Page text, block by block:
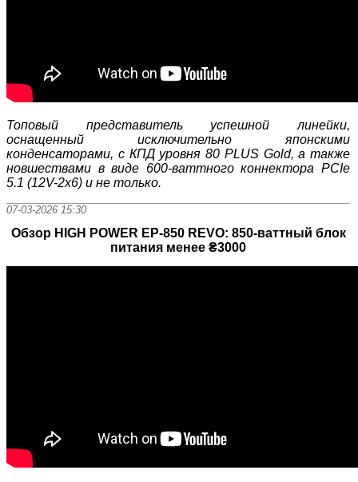
Топовый представитель успешной линейки,
оснащенный исключительно японскими
конденсаторами, с КПД уровня 80 PLUS Gold, а также
новшествами в виде 600-ваттного коннектора PCIe
5.1 (12V-2x6) и не только.
07-03-2026 15:30
Обзор HIGH POWER EP-850 REVO: 850-ваттный блок
питания менее ₴3000